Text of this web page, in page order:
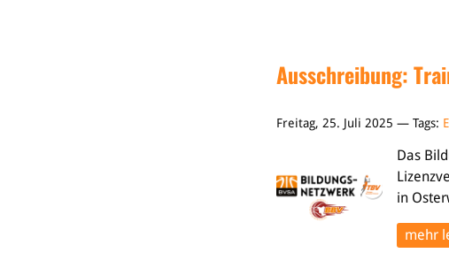
Ausschreibung:
Freitag, 25. Juli 2025 — Tags:
Das
in
mehr